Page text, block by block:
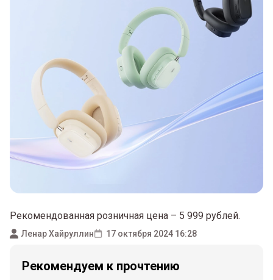
Рекомендованная розничная цена – 5 999 рублей.
Ленар Хайруллин 17 октября 2024 16:28
Рекомендуем к прочтению